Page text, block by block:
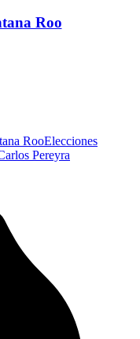
Roo
RooElecciones
Pereyra